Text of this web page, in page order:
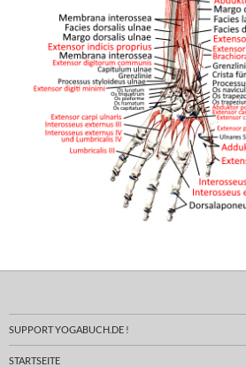
SUPPORT YOGABUCH.DE !
STARTSEITE